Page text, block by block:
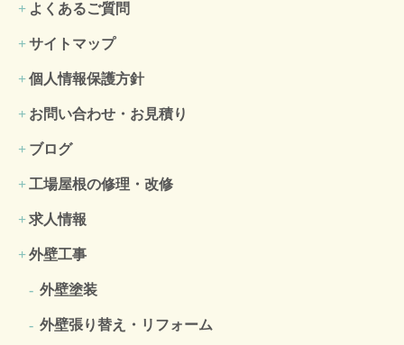
よくあるご質問
サイトマップ
個人情報保護方針
お問い合わせ・お見積り
ブログ
工場屋根の修理・改修
求人情報
外壁工事
外壁塗装
外壁張り替え・リフォーム